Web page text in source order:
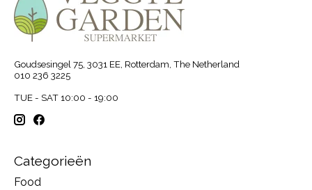
Goudsesingel 75, 3031 EE, Rotterdam, The Netherland
010 236 3225
TUE - SAT 10:00 - 19:00
Categorieën
Food